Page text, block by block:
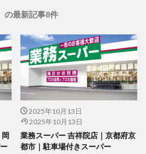
の最新記事8件
2025年10月13日
2025年10月13日
業務スーパー 吉祥院店｜京都府京
都市｜駐車場付きスーパー